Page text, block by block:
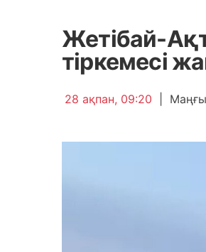
Жетібай-
тіркемесі
28 ақпан, 09:20